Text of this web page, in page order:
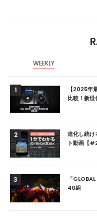
WEEKLY
1
【2025
比較！新
2
進化し続
ト動画【
3
「
40組